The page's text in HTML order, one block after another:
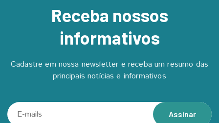
Receba nossos
informativos
Cadastre em nossa newsletter e receba um resumo das
principais notícias e informativos
Assinar